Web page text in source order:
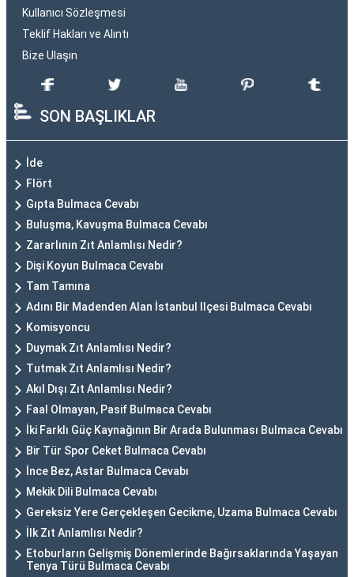
Kullanıcı Sözleşmesi
Teklif Hakları ve Alıntı
Bize Ulaşın
SON BAŞLIKLAR
İde
Flört
Gıpta Bulmaca Cevabı
Buluşma, Kavuşma Bulmaca Cevabı
Zararlının Zıt Anlamlısı Nedir?
Dişi Koyun Bulmaca Cevabı
Tam Tamına
Adını Bir Madenden Alan İstanbul Ilçesi Bulmaca Cevabı
Komisyoncu
Duymak Zıt Anlamlısı Nedir?
Tutmak Zıt Anlamlısı Nedir?
Akıl Dışı Zıt Anlamlısı Nedir?
Faal Olmayan, Pasif Bulmaca Cevabı
İki Farklı Güç Kaynağının Bir Arada Bulunması Bulmaca Cevabı
Bir Tür Spor Ceket Bulmaca Cevabı
İnce Bez, Astar Bulmaca Cevabı
Mekik Dili Bulmaca Cevabı
Gereksiz Yere Gerçekleşen Gecikme, Uzama Bulmaca Cevabı
İlk Zıt Anlamlısı Nedir?
Etoburların Gelişmiş Dönemlerinde Bağırsaklarında Yaşayan
Tenya Türü Bulmaca Cevabı